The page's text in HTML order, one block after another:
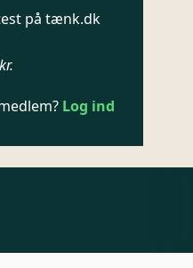
på tænk.dk
Log ind